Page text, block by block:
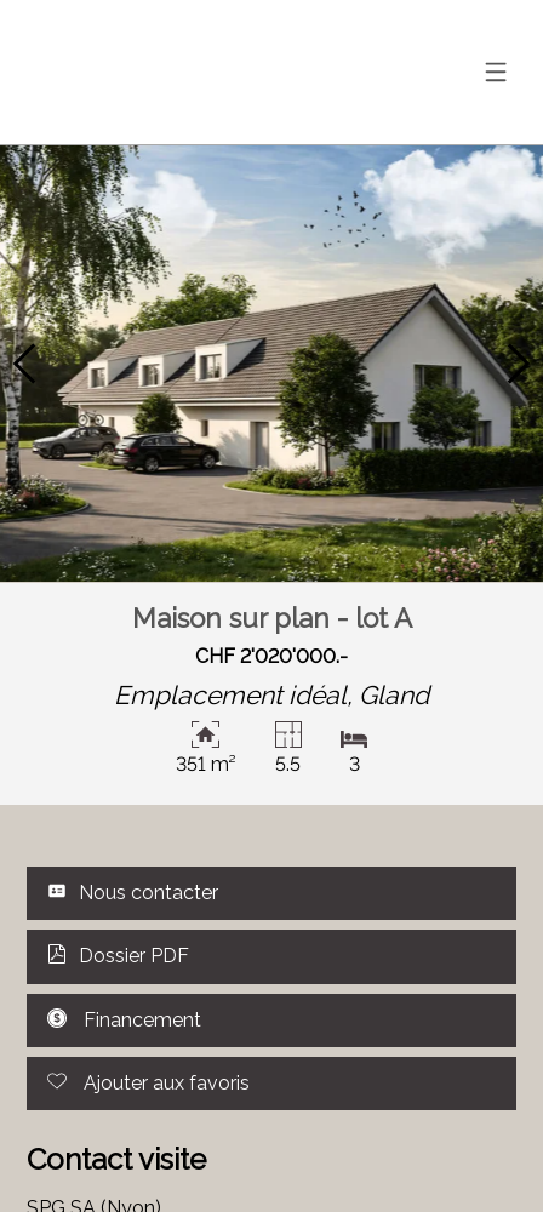
Maison sur plan - lot A
CHF 2'020'000.-
Emplacement idéal, Gland
351 m² 5.5 3
Nous contacter
Dossier PDF
Financement
Ajouter aux favoris
Contact visite